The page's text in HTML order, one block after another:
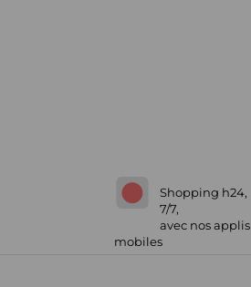
Shopping h24,
7/7,
avec nos applis
mobiles